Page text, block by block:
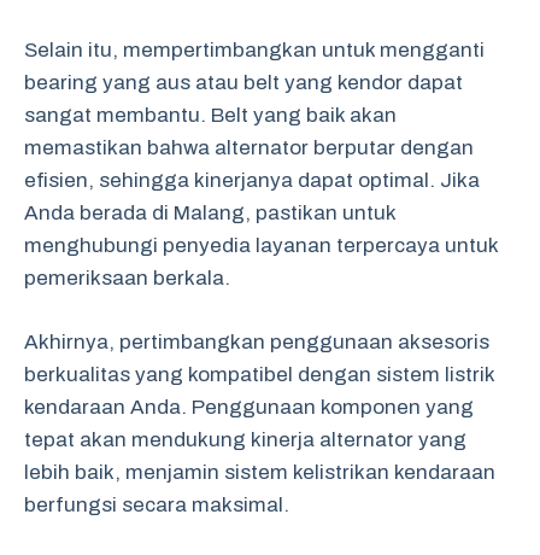
Selain itu, mempertimbangkan untuk mengganti
bearing yang aus atau belt yang kendor dapat
sangat membantu. Belt yang baik akan
memastikan bahwa alternator berputar dengan
efisien, sehingga kinerjanya dapat optimal. Jika
Anda berada di Malang, pastikan untuk
menghubungi penyedia layanan terpercaya untuk
pemeriksaan berkala.
Akhirnya, pertimbangkan penggunaan aksesoris
berkualitas yang kompatibel dengan sistem listrik
kendaraan Anda. Penggunaan komponen yang
tepat akan mendukung kinerja alternator yang
lebih baik, menjamin sistem kelistrikan kendaraan
berfungsi secara maksimal.